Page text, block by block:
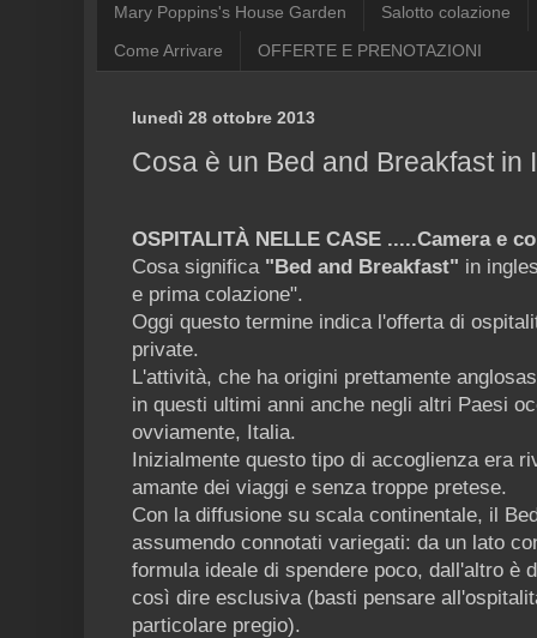
Mary Poppins's House Garden Salotto colazione
Come Arrivare OFFERTE E PRENOTAZIONI
lunedì 28 ottobre 2013
Cosa è un Bed and Breakfast in
OSPITALITÀ NELLE CASE .....Camera e
Cosa significa "Bed and Breakfast" in
e prima colazione".
Oggi questo termine indica l'offerta di
private.
L'attività, che ha origini prettamente
in questi ultimi anni anche negli altri Paesi
ovviamente, Italia.
Inizialmente questo tipo di accoglienza era
amante dei viaggi e senza troppe pretese.
Con la diffusione su scala continentale, il
assumendo connotati variegati: da un lato
formula ideale di spendere poco, dall'altro è
così dire esclusiva (basti pensare
particolare pregio).